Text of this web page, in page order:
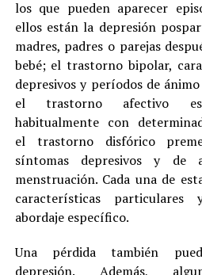
los que pueden aparecer
ellos están la depresión
madres, padres o parejas
bebé; el trastorno bipolar,
depresivos y períodos de
el trastorno afectivo
habitualmente con
el trastorno disfórico
síntomas depresivos y de
menstruación. Cada una de
características
abordaje específico.
Una pérdida también
depresión. Además,